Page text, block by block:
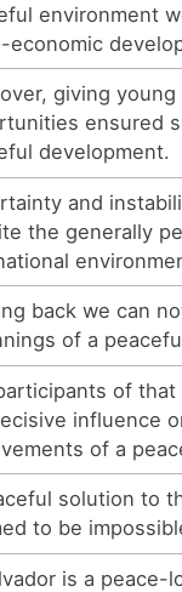
environment
economic
giving young
ensured
development.
and
the generally
back we can
of a
of that
influence
of a
solution to
to be
is a peace-